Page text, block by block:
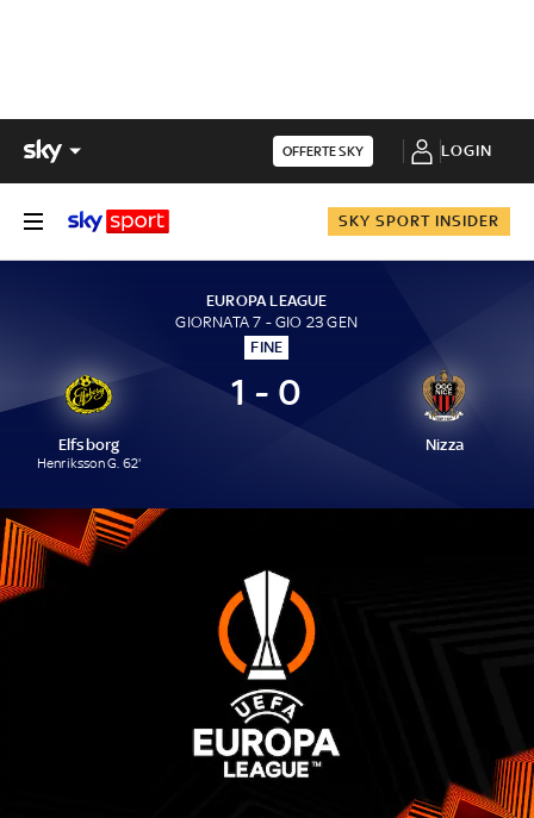
OFFERTE SKY LOGIN
SKY SPORT INSIDER
EUROPA LEAGUE
GIORNATA 7 - GIO 23 GEN
FINE
Elfsborg
Henriksson G. 62'
1 - 0
Nizza